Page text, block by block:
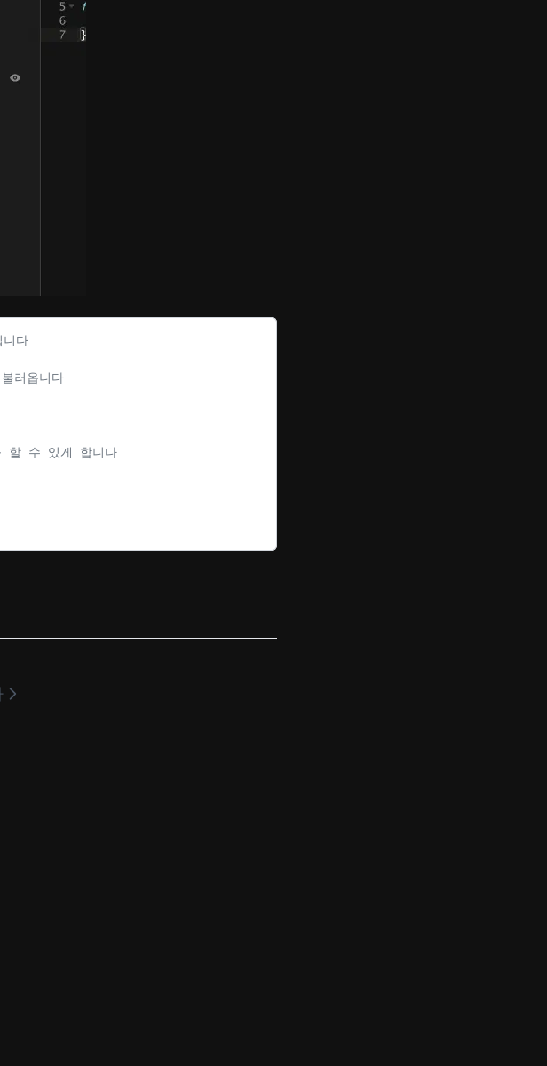
다
러옵니다
할 수 있게 합니다